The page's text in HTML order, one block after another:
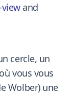
and
cercle, un
vous vous
Wolber) une